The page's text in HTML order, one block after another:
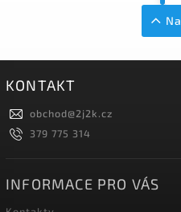
KONTAKT
obchod@2j2k.cz
379 775 314
INFORMACE PRO VÁS